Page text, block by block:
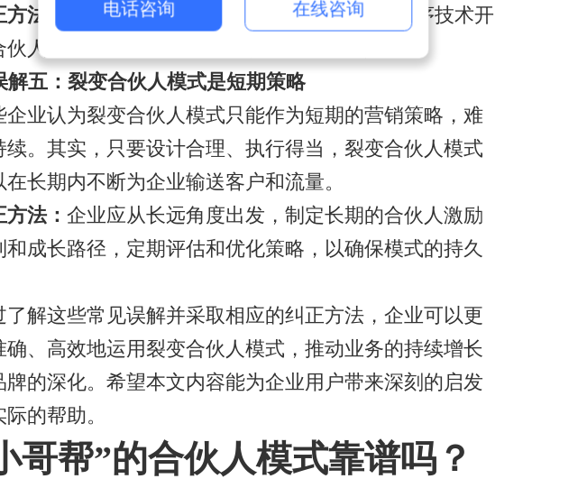
法：
企业应选择合适的SAAS系统，借助小程序技术开
伙人管理系统和商城系统，提升业务操作效率。
解五：裂变合伙人模式是短期策略
企业认为裂变合伙人模式只能作为短期的营销策略，难
续。其实，只要设计合理、执行得当，裂变合伙人模式
在长期内不断为企业输送客户和流量。
方法：企业应从长远角度出发，制定长期的合伙人激励
和成长路径，定期评估和优化策略，以确保模式的持久
了解这些常见误解并采取相应的纠正方法，企业可以更
确、高效地运用裂变合伙人模式，推动业务的持续增长
牌的深化。希望本文内容能为企业用户带来深刻的启发
的帮助。
哥帮”的合伙人模式靠谱吗？
电话咨询 在线咨询